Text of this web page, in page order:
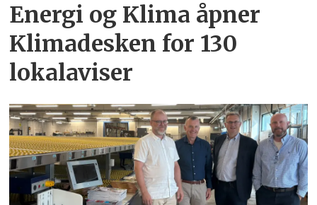
Energi og Klima åpner
Klimadesken for 130
lokalaviser